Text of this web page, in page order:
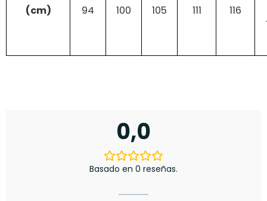
(cm)
94
100
105
111
116
0,0
Basado en 0 reseñas.